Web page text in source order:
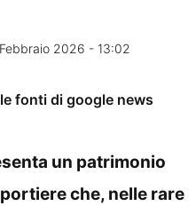
2026 - 13:02
fonti di google news
un patrimonio
che, nelle rare